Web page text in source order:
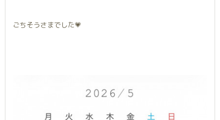
ごちそうさまでした💗